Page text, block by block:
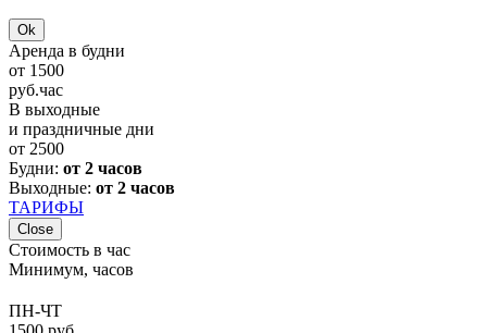
Ok
Аренда в будни
от 1500
руб.час
В выходные
и праздничные дни
от 2500
Будни: от 2 часов
Выходные: от 2 часов
ТАРИФЫ
Close
Стоимость в час
Минимум, часов
ПН-ЧТ